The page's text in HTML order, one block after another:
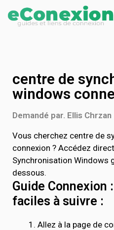
centre de
windows
Demandé par. Ellis Chrzan
Vous cherchez centre de
connexion ? Accédez
Synchronisation Windows
dessous.
Guide Connexion
faciles à suivre :
Allez à la page de